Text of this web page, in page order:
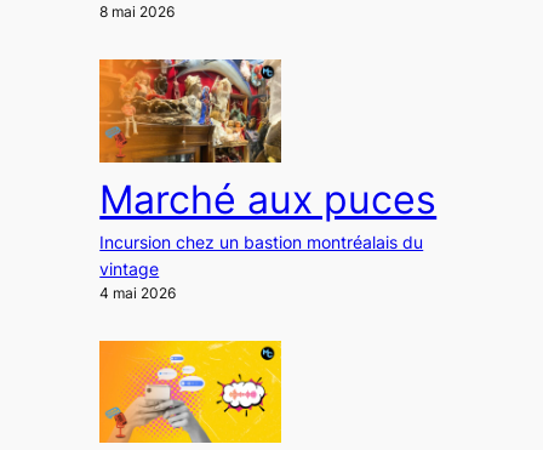
8 mai 2026
Marché aux puces
Incursion chez un bastion montréalais du
vintage
4 mai 2026